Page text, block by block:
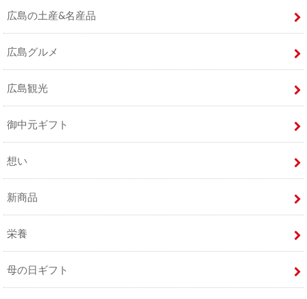
広島の土産&名産品
広島グルメ
広島観光
御中元ギフト
想い
新商品
栄養
母の日ギフト